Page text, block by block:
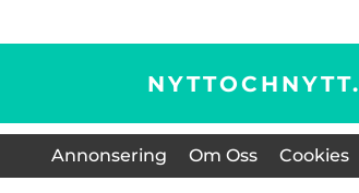
NYTTOCHNYTT.
Annonsering Om Oss Cookies